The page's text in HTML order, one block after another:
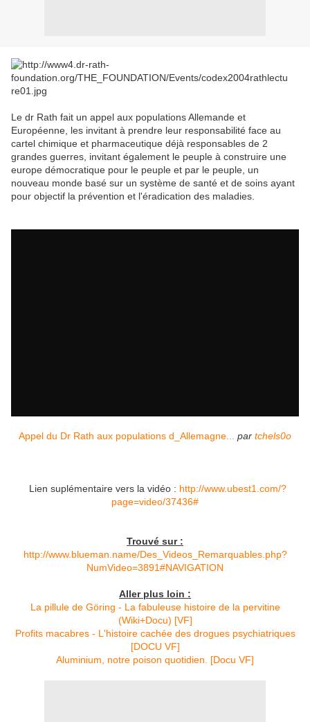
Le dr Rath fait un appel aux populations Allemande et
Européenne, les invitant à prendre leur responsabilité face au
cartel chimique et pharmaceutique déjà responsables de 2
grandes guerres, invitant également le peuple à construire une
europe démocratique pour le peuple et par le peuple, un
nouveau monde basé sur un système de santé et de soins ayant
pour objectif la prévention et l'éradication des maladies.
Appel du Dr Rath aux populations d_Allemagne... par tchels0o
Lien suplémentaire vers la vidéo : http://www.ubest1.com/?
page=video/37436#
Trouvé sur :
http://www.blueman.name/Des_Videos_Remarquables.php?
NumVideo=3891#NAVIGATION
Aller plus loin :
La pillule de Göring - La fabuleuse histoire de la pervitine
(Wiki+Docu) [VF]
Profits macabres - L'histoire cachée des drogues psychiatriques
[DOCU VF]
Aluminium, notre poison quotidien. [Docu VF]